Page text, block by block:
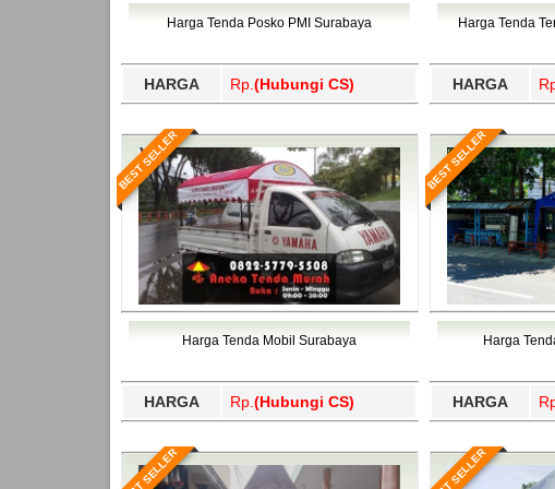
Bawang Barat, Tulangbawang, Tulungagung, Wajo,
Harga Tenda Posko PMI Surabaya
HARGA Rp. (Hubungi CS)
Harga Tenda
HARGA
BEST SELLER
Harga Tenda Mobil Surabaya
HARGA Rp. (Hubungi CS)
BEST SELLER
Harga
HARGA